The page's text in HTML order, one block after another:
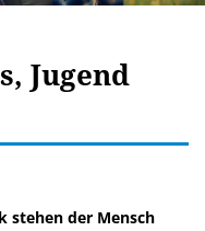
Jugend
stehen der Mensch